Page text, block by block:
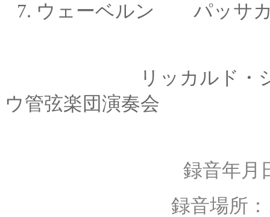
7. ウェーベルン パッサ
リッカルド・シャイ
ウ管弦楽団演奏会
録音年月
録音場所